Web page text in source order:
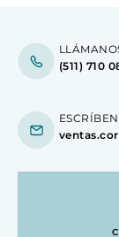
(511) 710